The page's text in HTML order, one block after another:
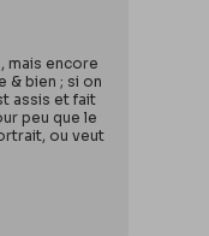
mais encore
& bien ; si on
assis et fait
peu que le
ou veut